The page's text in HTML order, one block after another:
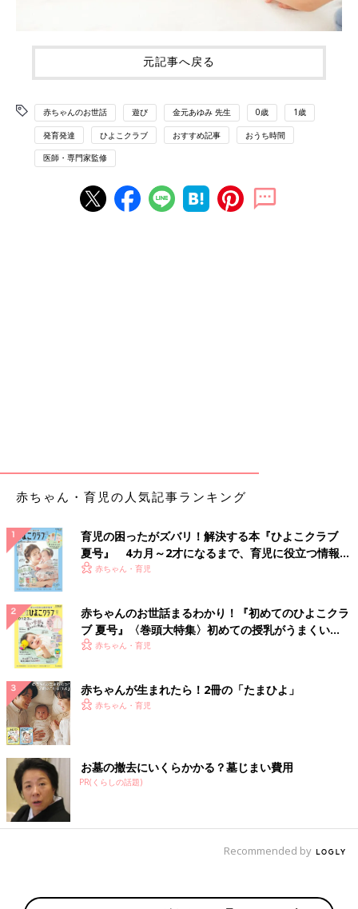
元記事へ戻る
赤ちゃんのお世話 遊び 金元あゆみ 先生 0歳 1歳
発育発達 ひよこクラブ おすすめ記事 おうち時間
医師・専門家監修
赤ちゃん・育児の人気記事ランキング
育児の困ったがズバリ！解決する本『ひよこクラブ
夏号』 4カ月～2才になるまで、育児に役立つ情報が
いっぱい！
赤ちゃん・育児
赤ちゃんのお世話まるわかり！『初めてのひよこクラ
ブ 夏号』〈巻頭大特集〉初めての授乳がうまくい
く！ おっぱい・ミルクの基本と夏のトラブル 解決テ
赤ちゃん・育児
赤ちゃんが生まれたら！2冊の「たまひよ」
赤ちゃん・育児
お墓の撤去にいくらかかる？墓じまい費用
PR(くらしの話題)
Recommended by